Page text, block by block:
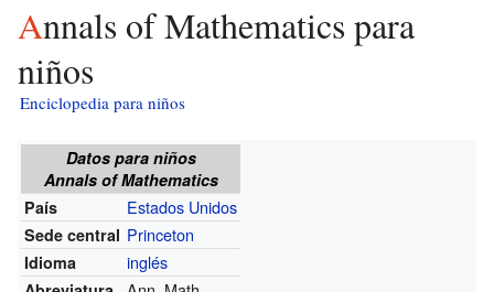
Annals of Mathematics para
niños
Enciclopedia para niños
Datos para niños
Annals of Mathematics
País
Estados Unidos
Sede central Princeton
Idioma inglés